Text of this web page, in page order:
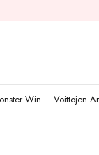
Win – Voittojen